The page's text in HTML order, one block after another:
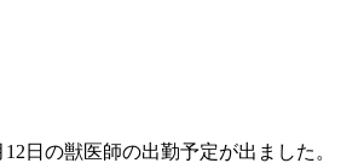
12日の獣医師の出勤予定が出ました。